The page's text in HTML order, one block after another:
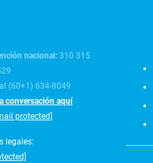
nacional: 310 315
(60+1) 634-8049
conversación aquí
protected]
legales: